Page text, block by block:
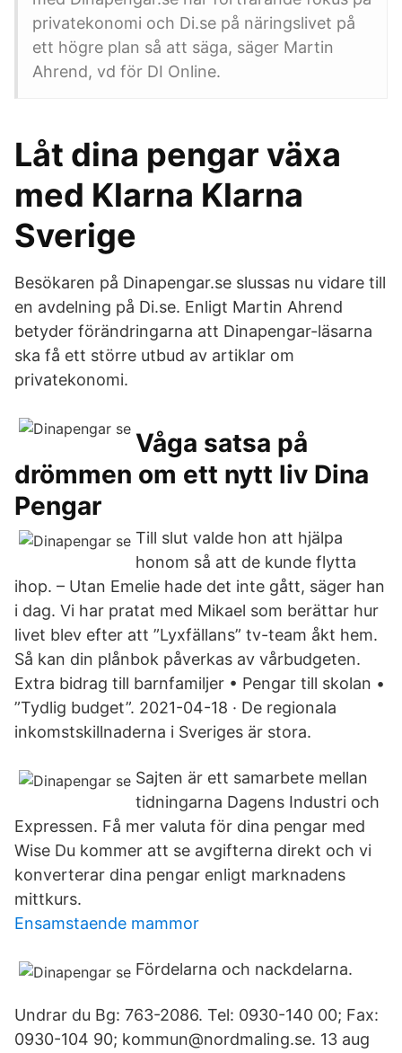
privatekonomi och Di.se på näringslivet på
ett högre plan så att säga, säger Martin
Ahrend, vd för DI Online.
Låt dina pengar växa
med Klarna Klarna
Sverige
Besökaren på Dinapengar.se slussas nu vidare till
en avdelning på Di.se. Enligt Martin Ahrend
betyder förändringarna att Dinapengar-läsarna
ska få ett större utbud av artiklar om
privatekonomi.
Våga satsa på
drömmen om ett nytt liv Dina
Pengar
Till slut valde hon att hjälpa
honom så att de kunde flytta
ihop. – Utan Emelie hade det inte gått, säger han
i dag. Vi har pratat med Mikael som berättar hur
livet blev efter att ”Lyxfällans” tv-team åkt hem.
Så kan din plånbok påverkas av vårbudgeten.
Extra bidrag till barnfamiljer • Pengar till skolan •
”Tydlig budget”. 2021-04-18 · De regionala
inkomstskillnaderna i Sveriges är stora.
Sajten är ett samarbete mellan
tidningarna Dagens Industri och
Expressen. Få mer valuta för dina pengar med
Wise Du kommer att se avgifterna direkt och vi
konverterar dina pengar enligt marknadens
mittkurs.
Ensamstaende mammor
Fördelarna och nackdelarna.
Undrar du Bg: 763-2086. Tel: 0930-140 00; Fax:
0930-104 90; kommun@nordmaling.se. 13 aug